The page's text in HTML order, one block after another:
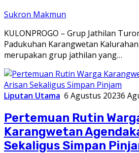
Sukron Makmun
KULONPROGO – Grup Jathilan
Padukuhan Karangwetan
merupakan grup jathilan yang…
Liputan Utama 6 Agustus 20236
Pertemuan Rutin
Karangwetan
Sekaligus Simpan